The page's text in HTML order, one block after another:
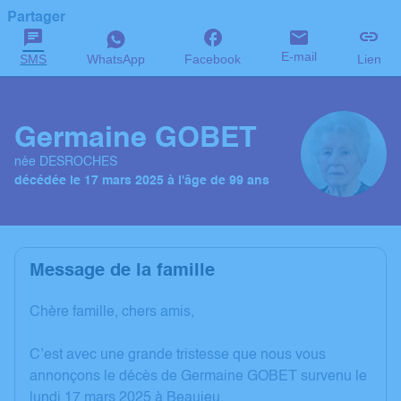
Partager
SMS WhatsApp Facebook E-mail Lien
Germaine GOBET
née DESROCHES
décédée le 17 mars 2025 à l'âge de 99 ans
Message de la famille
Chère famille, chers amis,
C’est avec une grande tristesse que nous vous
annonçons le décès de Germaine GOBET survenu le